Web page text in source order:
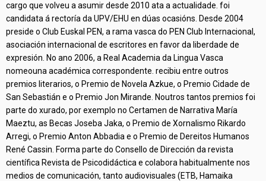
cargo que volveu a asumir desde 2010 ata a actualidade. foi
candidata á rectoría da UPV/EHU en dúas ocasións. Desde 2004
preside o Club Euskal PEN, a rama vasca do PEN Club Internacional,
asociación internacional de escritores en favor da liberdade de
expresión. No ano 2006, a Real Academia da Lingua Vasca
nomeouna académica correspondente. recibiu entre outros
premios literarios, o Premio de Novela Azkue, o Premio Cidade de
San Sebastián e o Premio Jon Mirande. Noutros tantos premios foi
parte do xurado, por exemplo no Certamen de Narrativa María
Maeztu, as Becas Joseba Jaka, o Premio de Xornalismo Rikardo
Arregi, o Premio Anton Abbadia e o Premio de Dereitos Humanos
René Cassin. Forma parte do Consello de Dirección da revista
científica Revista de Psicodidáctica e colabora habitualmente nos
medios de comunicación, tanto audiovisuales (ETB, Hamaika